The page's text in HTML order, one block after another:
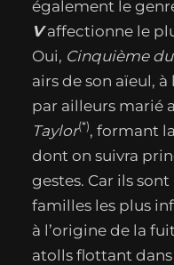
également le
Vaffectionne le
Oui, Cinquième
airs de son aïeul,
par ailleurs marié
Taylor(*), formant
dont on suivra
gestes. Car ils
familles les plus
à l’origine de la
atolls flottant